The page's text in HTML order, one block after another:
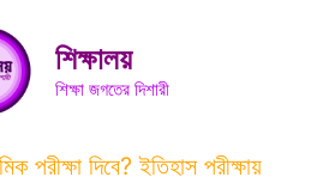
শিক্ষালয়
শিক্ষা জগতের দিশারী
পরীক্ষা দিবে? ইতিহাস পরীক্ষায়